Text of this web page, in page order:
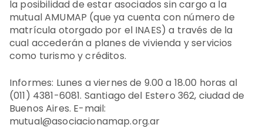
la posibilidad de estar asociados sin cargo a la
mutual AMUMAP (que ya cuenta con número de
matrícula otorgado por el INAES) a través de la
cual accederán a planes de vivienda y servicios
como turismo y créditos.
Informes: Lunes a viernes de 9.00 a 18.00 horas al
(011) 4381-6081. Santiago del Estero 362, ciudad de
Buenos Aires. E-mail:
mutual@asociacionamap.org.ar